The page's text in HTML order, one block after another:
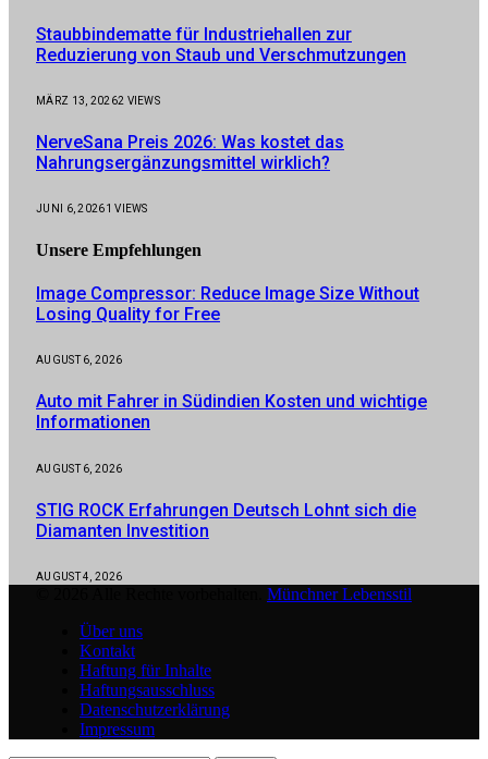
Staubbindematte für Industriehallen zur
Reduzierung von Staub und Verschmutzungen
MÄRZ 13, 20262 VIEWS
NerveSana Preis 2026: Was kostet das
Nahrungsergänzungsmittel wirklich?
JUNI 6, 20261VIEWS
Unsere Empfehlungen
Image Compressor: Reduce Image Size Without
Losing Quality for Free
AUGUST 6, 2026
Auto mit Fahrer in Südindien Kosten und wichtige
Informationen
AUGUST 6, 2026
STIG ROCK Erfahrungen Deutsch Lohnt sich die
Diamanten Investition
AUGUST 4, 2026
Münchner Lebensstil
Über uns
Kontakt
Haftung für Inhalte
Haftungsausschluss
Datenschutzerklärung
Impressum